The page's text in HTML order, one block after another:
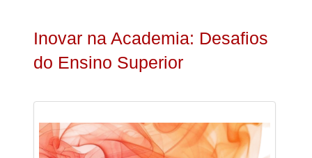
Inovar na Academia: Desafios
do Ensino Superior